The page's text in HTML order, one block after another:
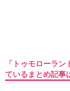
「トゥモローラ
ているまとめ記事